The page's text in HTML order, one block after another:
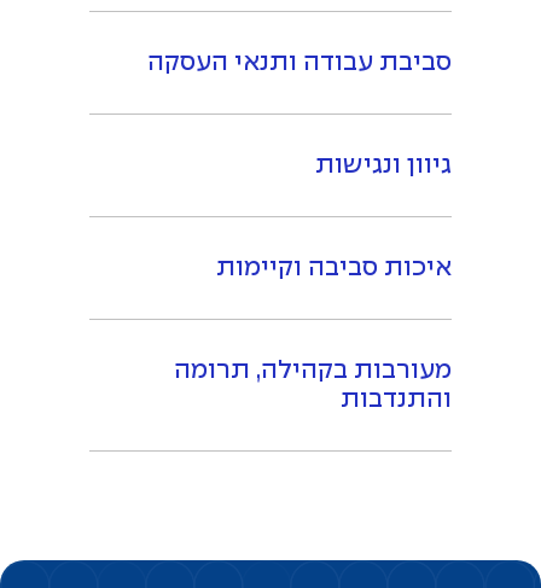
סביבת עבודה ותנאי העסקה
גיוון ונגישות
איכות סביבה וקיימות
מעורבות בקהילה, תרומה
והתנדבות